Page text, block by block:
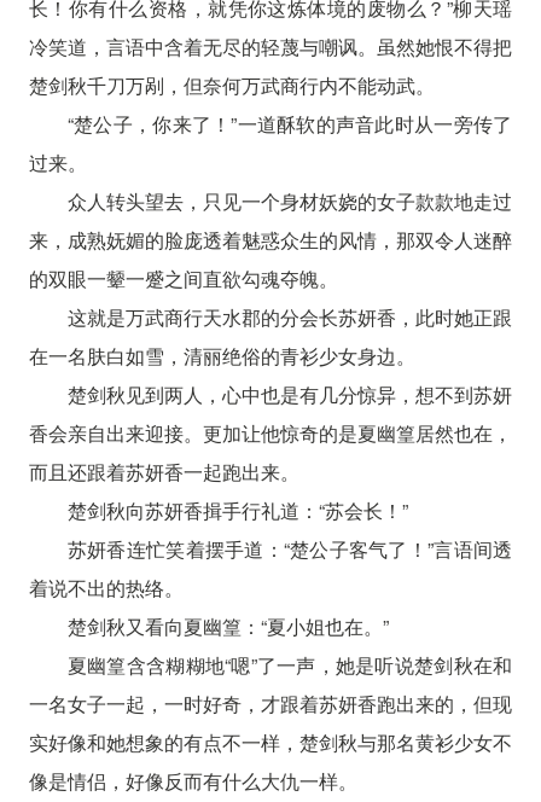
长！你有什么资格，就凭你这炼体境的废物么？”柳天瑶
冷笑道，言语中含着无尽的轻蔑与嘲讽。虽然她恨不得把
楚剑秋千刀万剐，但奈何万武商行内不能动武。
“楚公子，你来了！”一道酥软的声音此时从一旁传了
过来。
众人转头望去，只见一个身材妖娆的女子款款地走过
来，成熟妩媚的脸庞透着魅惑众生的风情，那双令人迷醉
的双眼一颦一蹙之间直欲勾魂夺魄。
这就是万武商行天水郡的分会长苏妍香，此时她正跟
在一名肤白如雪，清丽绝俗的青衫少女身边。
楚剑秋见到两人，心中也是有几分惊异，想不到苏妍
香会亲自出来迎接。更加让他惊奇的是夏幽篁居然也在，
而且还跟着苏妍香一起跑出来。
楚剑秋向苏妍香揖手行礼道：“苏会长！”
苏妍香连忙笑着摆手道：“楚公子客气了！”言语间透
着说不出的热络。
楚剑秋又看向夏幽篁：“夏小姐也在。”
夏幽篁含含糊糊地“嗯”了一声，她是听说楚剑秋在和
一名女子一起，一时好奇，才跟着苏妍香跑出来的，但现
实好像和她想象的有点不一样，楚剑秋与那名黄衫少女不
像是情侣，好像反而有什么大仇一样。